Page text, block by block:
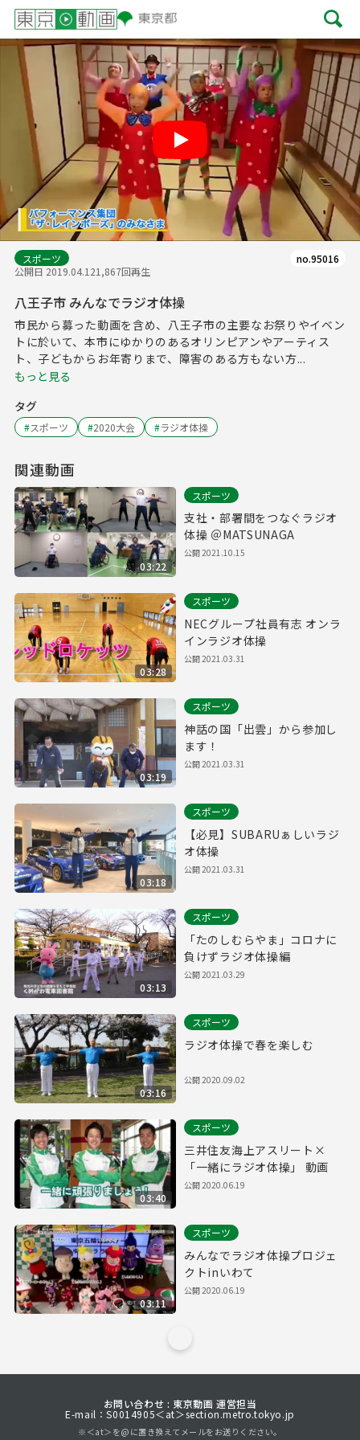
スポーツ
公開日 2019.04.121,867回再生
no.95016
八王子市 みんなでラジオ体操
市民から募った動画を含め、八王子市の主要なお祭りやイベン
トに於いて、本市にゆかりのあるオリンピアンやアーティス
ト、子どもからお年寄りまで、障害のある方もない方...
もっと見る
タグ
#スポーツ #2020大会 #ラジオ体操
関連動画
03:22
スポーツ
支社・部署間をつなぐラジオ
体操 ＠MATSUNAGA
公開2021.10.15
03:28
スポーツ
NECグループ社員有志 オンラ
インラジオ体操
公開2021.03.31
03:19
スポーツ
神話の国「出雲」から参加し
ます！
公開2021.03.31
03:18
スポーツ
【必見】SUBARUぁしいラジ
オ体操
公開2021.03.31
03:13
スポーツ
「たのしむらやま」コロナに
負けずラジオ体操編
公開2021.03.29
03:16
スポーツ
ラジオ体操で春を楽しむ
公開2020.09.02
03:40
スポーツ
三井住友海上アスリート×
「一緒にラジオ体操」 動画
公開2020.06.19
03:11
スポーツ
みんなでラジオ体操プロジェ
クトinいわて
公開2020.06.19
お問い合わせ : 東京動画 運営担当
E-mail：S0014905＜at＞section.metro.tokyo.jp
※＜at＞を@に置き換えてメールをお送りください。